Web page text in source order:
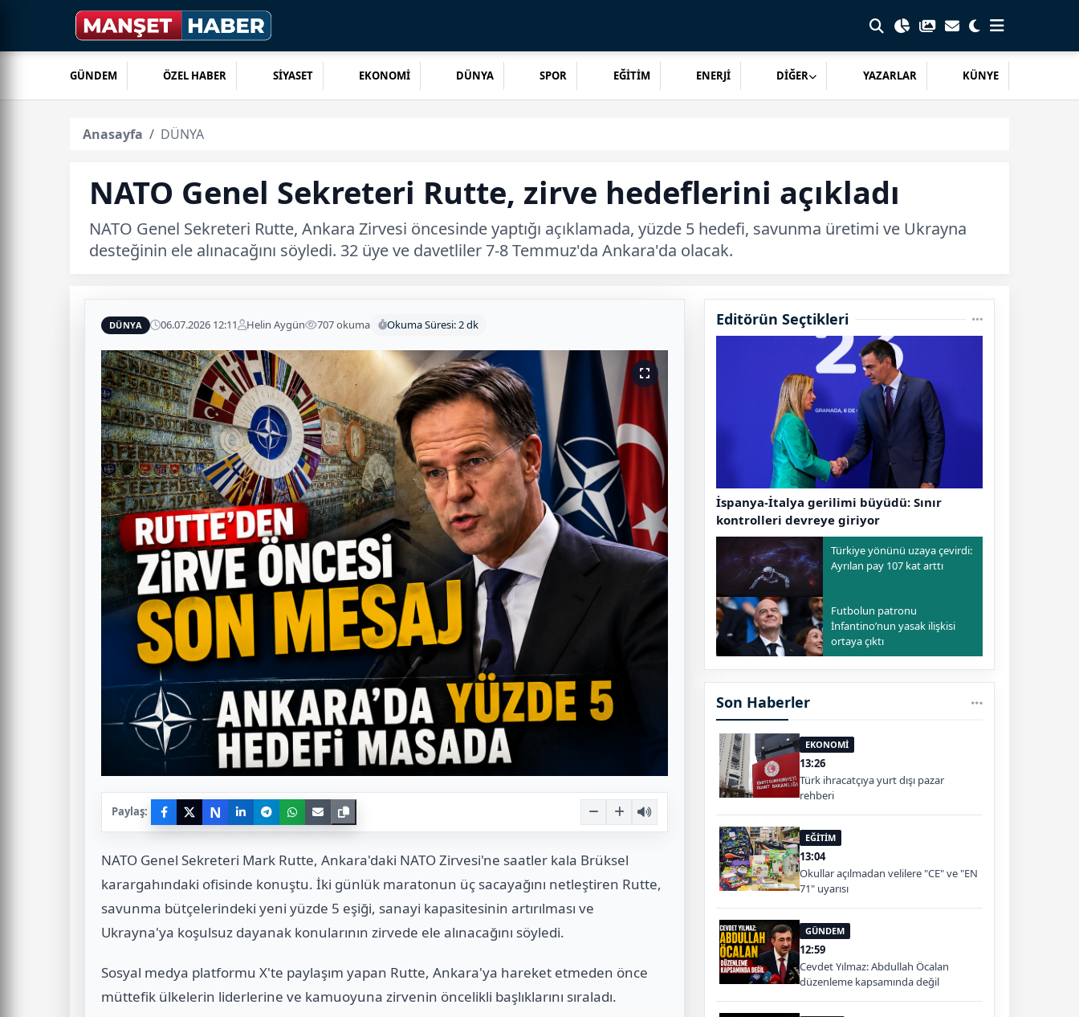
GÜNDEM ÖZEL HABER SİYASET EKONOMİ DÜNYA SPOR EĞİTİM ENERJİ DİĞER YAZARLAR KÜNYE
Anasayfa DÜNYA
NATO Genel Sekreteri Rutte, zirve hedeflerini açıkladı
NATO Genel Sekreteri Rutte, Ankara Zirvesi öncesinde yaptığı açıklamada, yüzde 5 hedefi, savunma üretimi ve Ukrayna
desteğinin ele alınacağını söyledi. 32 üye ve davetliler 7-8 Temmuz'da Ankara'da olacak.
DÜNYA 06.07.2026 12:11 Helin Aygün 707 okuma Okuma Süresi: 2 dk
Paylaş: N
NATO Genel Sekreteri Mark Rutte, Ankara'daki NATO Zirvesi'ne saatler kala Brüksel
karargahındaki ofisinde konuştu. İki günlük maratonun üç sacayağını netleştiren Rutte,
savunma bütçelerindeki yeni yüzde 5 eşiği, sanayi kapasitesinin artırılması ve
Ukrayna'ya koşulsuz dayanak konularının zirvede ele alınacağını söyledi.
Sosyal medya platformu X'te paylaşım yapan Rutte, Ankara'ya hareket etmeden önce
müttefik ülkelerin liderlerine ve kamuoyuna zirvenin öncelikli başlıklarını sıraladı.
Editörün Seçtikleri
İspanya-İtalya gerilimi büyüdü: Sınır
kontrolleri devreye giriyor
Türkiye yönünü uzaya çevirdi:
Ayrılan pay 107 kat arttı
Futbolun patronu
İnfantino’nun yasak ilişkisi
ortaya çıktı
Son Haberler
EKONOMİ
13:26
Türk ihracatçıya yurt dışı pazar
rehberi
EĞİTİM
13:04
Okullar açılmadan velilere "CE" ve "EN
71" uyarısı
GÜNDEM
12:59
Cevdet Yılmaz: Abdullah Öcalan
düzenleme kapsamında değil